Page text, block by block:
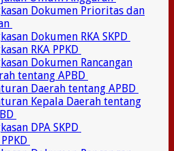
Dokumen Prioritas dan
Dokumen RKA SKPD
RKA PPKD
Dokumen Rancangan
tentang APBD
Daerah tentang APBD
Kepala Daerah tentang
DPA SKPD